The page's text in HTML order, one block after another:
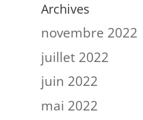
Archives
novembre 2022
juillet 2022
juin 2022
mai 2022